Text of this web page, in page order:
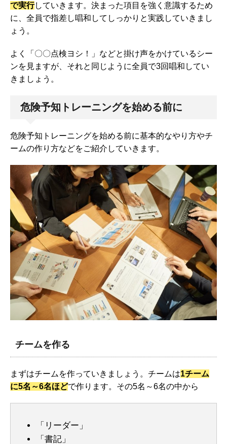
で実行していきます。決まった項目を強く意識するため
に、全員で指差し唱和してしっかりと実践していきまし
ょう。
よく「〇〇点検ヨシ！」などと掛け声をかけているシー
ンを見ますが、それと同じように全員で3回唱和してい
きましょう。
危険予知トレーニングを始める前に
危険予知トレーニングを始める前に基本的なやり方やチ
ームの作り方などをご紹介していきます。
チームを作る
まずはチームを作っていきましょう。チームは1チーム
に5名～6名ほどで作ります。その5名～6名の中から
「リーダー」
「書記」